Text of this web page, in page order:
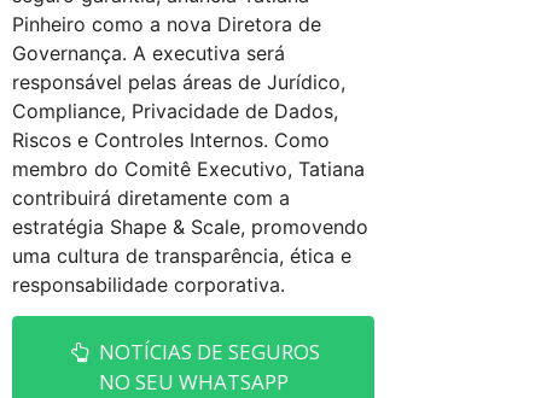
Pinheiro como a nova Diretora de
Governança. A executiva será
responsável pelas áreas de Jurídico,
Compliance, Privacidade de Dados,
Riscos e Controles Internos. Como
membro do Comitê Executivo, Tatiana
contribuirá diretamente com a
estratégia Shape & Scale, promovendo
uma cultura de transparência, ética e
responsabilidade corporativa.
NOTÍCIAS DE SEGUROS
NO SEU WHATSAPP